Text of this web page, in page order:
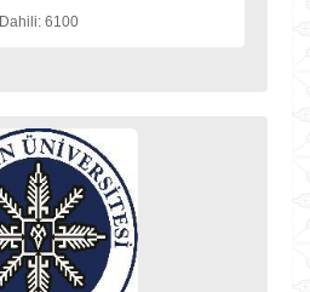
Dahili: 6100